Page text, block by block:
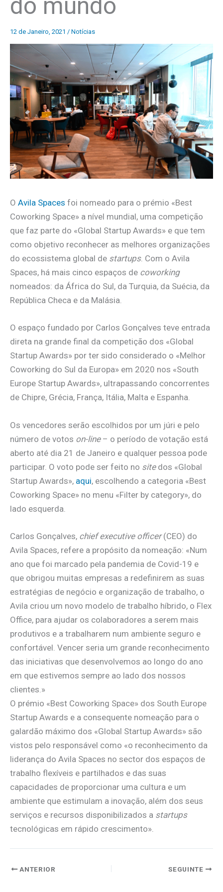
12 de Janeiro, 2021 / Notícias
O Avila Spaces foi nomeado para o prémio «Best
Coworking Space» a nível mundial, uma competição
que faz parte do «Global Startup Awards» e que tem
como objetivo reconhecer as melhores organizações
do ecossistema global de startups. Com o Avila
Spaces, há mais cinco espaços de coworking
nomeados: da África do Sul, da Turquia, da Suécia, da
República Checa e da Malásia.
O espaço fundado por Carlos Gonçalves teve entrada
direta na grande final da competição dos «Global
Startup Awards» por ter sido considerado o «Melhor
Coworking do Sul da Europa» em 2020 nos «South
Europe Startup Awards», ultrapassando concorrentes
de Chipre, Grécia, França, Itália, Malta e Espanha.
Os vencedores serão escolhidos por um júri e pelo
número de votos on-line– o período de votação está
aberto até dia 21 de Janeiro e qualquer pessoa pode
participar. O voto pode ser feito no sitedos «Global
Startup Awards», aqui, escolhendo a categoria «Best
Coworking Space» no menu «Filter by category», do
lado esquerda.
Carlos Gonçalves, chief executive officer(CEO) do
Avila Spaces, refere a propósito da nomeação: «Num
ano que foi marcado pela pandemia de Covid-19 e
que obrigou muitas empresas a redefinirem as suas
estratégias de negócio e organização de trabalho, o
Avila criou um novo modelo de trabalho híbrido, o Flex
Office, para ajudar os colaboradores a serem mais
produtivos e a trabalharem num ambiente seguro e
confortável. Vencer seria um grande reconhecimento
das iniciativas que desenvolvemos ao longo do ano
em que estivemos sempre ao lado dos nossos
clientes.»
O prémio «Best Coworking Space» dos South Europe
Startup Awards e a consequente nomeação para o
galardão máximo dos «Global Startup Awards» são
vistos pelo responsável como «o reconhecimento da
liderança do Avila Spaces no sector dos espaços de
trabalho flexíveis e partilhados e das suas
capacidades de proporcionar uma cultura e um
ambiente que estimulam a inovação, além dos seus
serviços e recursos disponibilizados a startups
tecnológicas em rápido crescimento».
ANTERIOR SEGUINTE